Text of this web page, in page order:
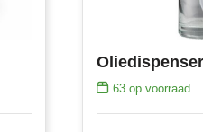
63 op voorraad